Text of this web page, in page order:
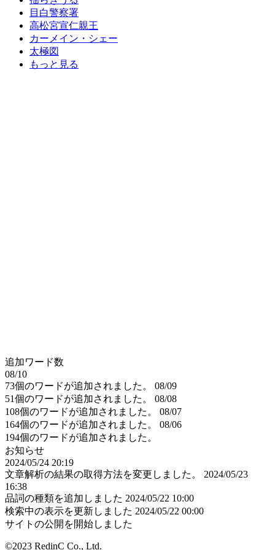
目白警察署
高松宮宣仁親王
カーメイン・シェー
太極図
もっと見る
追加ワード数
08/10
73個のワードが追加されました。
08/09
51個のワードが追加されました。
08/08
108個のワードが追加されました。
08/07
164個のワードが追加されました。
08/06
194個のワードが追加されました。
お知らせ
2024/05/24 20:19
文章解析の結果の取得方法を変更しました。
2024/05/23
16:38
品詞の種類を追加しました 2024/05/22 10:00
検索中の表示を更新しました 2024/05/22 00:00
サイトの公開を開始しました
©2023 RedinC Co., Ltd.